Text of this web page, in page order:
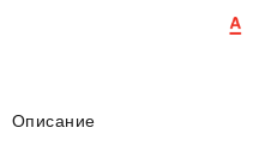
Описание